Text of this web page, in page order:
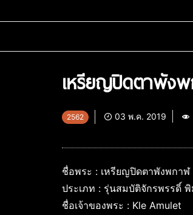
เหรียญปิดตาพัง
2562 03 พ.ค. 2019
ชื่อพระ : เหรียญปิดตาพังพกาฬ
ประเภท : รุ่นสมบัติจักรพรรดิ์ พิ
ชื่อเจ้าของพระ : Kle Amulet